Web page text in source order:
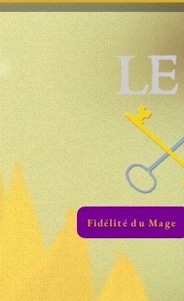
Fidélité du Mage